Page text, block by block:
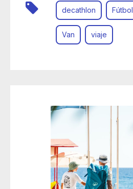
decathlon Fútbol
Van viaje